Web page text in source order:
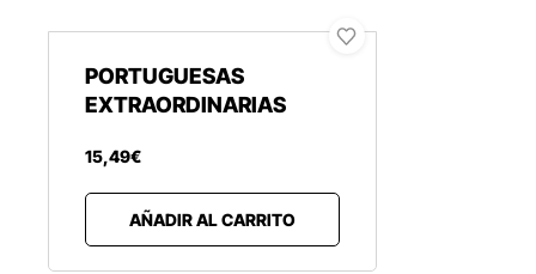
PORTUGUESAS
EXTRAORDINARIAS
15,49€
AÑADIR AL CARRITO